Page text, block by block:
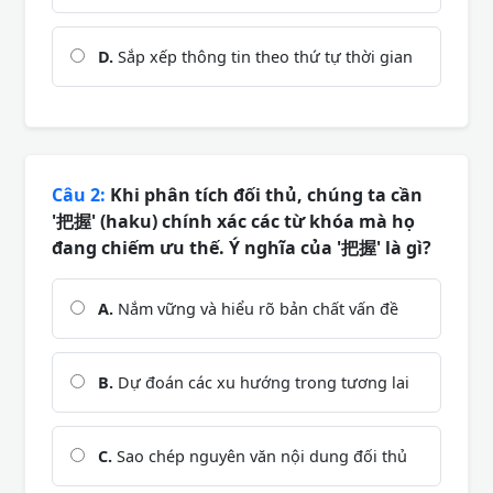
D. Sắp xếp thông tin theo thứ tự thời gian
Câu 2: Khi phân tích đối thủ, chúng ta cần
'把握' (haku) chính xác các từ khóa mà họ
đang chiếm ưu thế. Ý nghĩa của '把握' là gì?
A. Nắm vững và hiểu rõ bản chất vấn đề
B. Dự đoán các xu hướng trong tương lai
C. Sao chép nguyên văn nội dung đối thủ